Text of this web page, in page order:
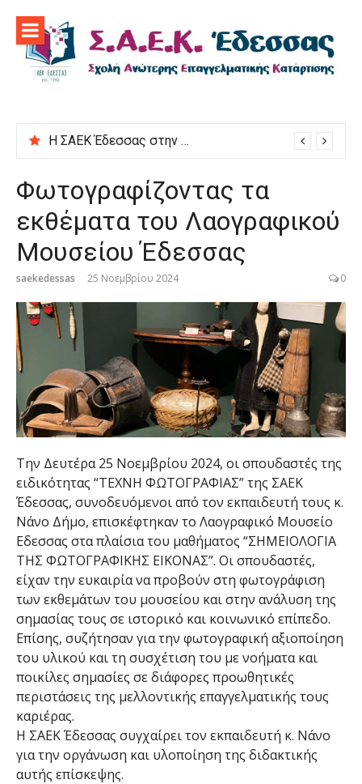
περιεχόμενο
Η ΣΑΕΚ Έδεσσας στην εκδήλωση “Μαγειρεύουμε στις ρίζες μας”
Φωτογραφίζοντας τα
εκθέματα του Λαογραφικού
Μουσείου Έδεσσας
saekedessas 25 Νοεμβρίου 2024 0
Την Δευτέρα 25 Νοεμβρίου 2024, οι σπουδαστές της
ειδικότητας “ΤΕΧΝΗ ΦΩΤΟΓΡΑΦΙΑΣ” της ΣΑΕΚ
Έδεσσας, συνοδευόμενοι από τον εκπαιδευτή τους κ.
Νάνο Δήμο, επισκέφτηκαν το Λαογραφικό Μουσείο
Εδεσσας στα πλαίσια του μαθήματος “ΣΗΜΕΙΟΛΟΓΙΑ
ΤΗΣ ΦΩΤΟΓΡΑΦΙΚΗΣ ΕΙΚΟΝΑΣ”. Οι σπουδαστές,
είχαν την ευκαιρία να προβούν στη φωτογράφιση
των εκθεμάτων του μουσείου και στην ανάλυση της
σημασίας τους σε ιστορικό και κοινωνικό επίπεδο.
Επίσης, συζήτησαν για την φωτογραφική αξιοποίηση
του υλικού και τη συσχέτιση του με νοήματα και
ποικίλες σημασίες σε διάφορες προωθητικές
περιστάσεις της μελλοντικής επαγγελματικής τους
καριέρας.
Η ΣΑΕΚ Έδεσσας συγχαίρει τον εκπαιδευτή κ. Νάνο
για την οργάνωση και υλοποίηση της διδακτικής
αυτής επίσκεψης.